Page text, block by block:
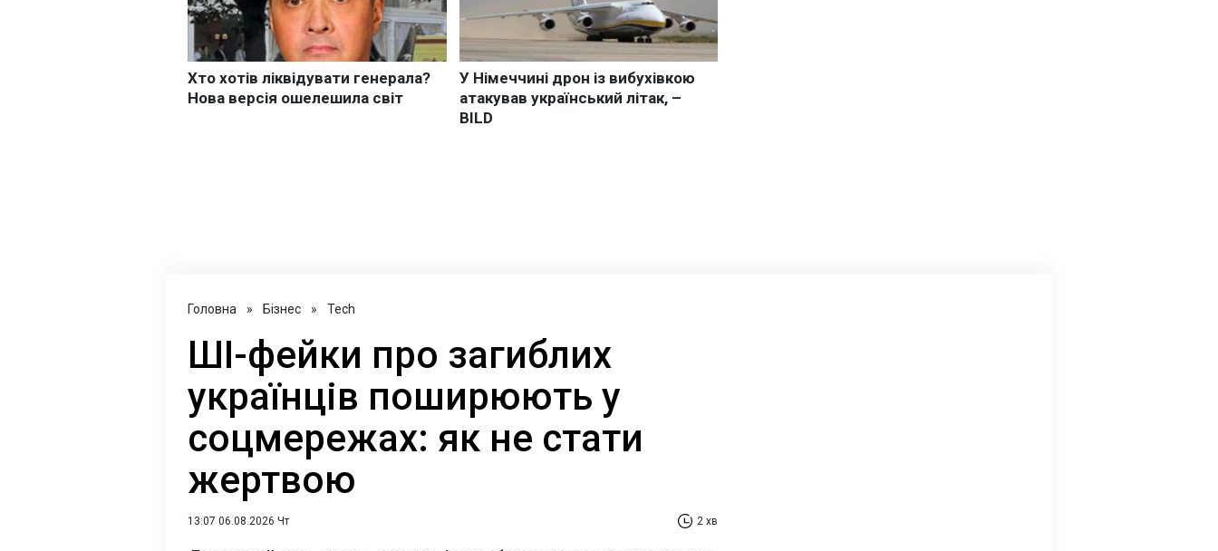
Головна » Бізнес » Tech
ШІ-фейки про загиблих
українців поширюють у
соцмережах: як не стати
жертвою
13:07 06.08.2026 Чт 2 хв